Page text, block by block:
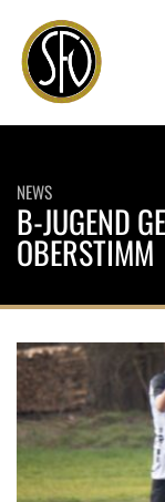
NEWS
B-JUGEND
OBERSTIMM